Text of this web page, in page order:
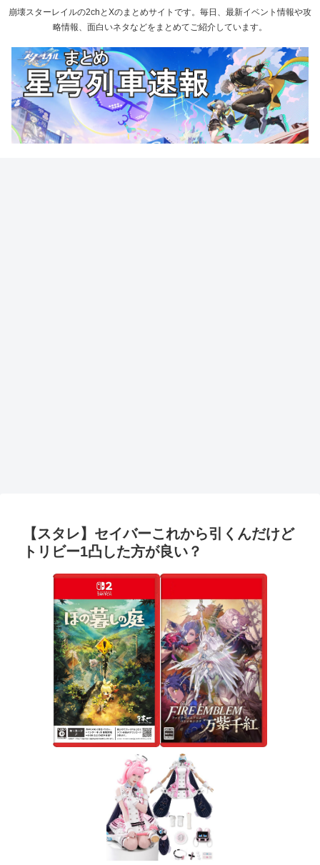
崩壊スターレイルの2chとXのまとめサイトです。毎日、最新イベント情報や攻
略情報、面白いネタなどをまとめてご紹介しています。
【スタレ】セイバーこれから引くんだけど
トリビー1凸した方が良い？